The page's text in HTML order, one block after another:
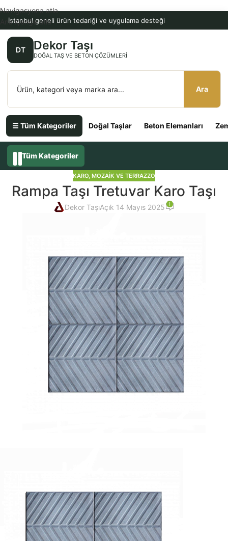
İstanbul geneli ürün tedariği ve uygulama desteği
DT Dekor Taşı
DOĞAL TAŞ VE BETON ÇÖZÜMLERI
Ara
☰ Tüm Kategoriler Doğal Taşlar Beton Elemanları
Navigasyona atla
Ana içeriğe atla
Tüm Kategoriler
KARO, MOZAIK VE TERRAZZO
Rampa Taşı Tretuvar Karo Taşı
Dekor TaşıAçık 14 Mayıs 2025 1